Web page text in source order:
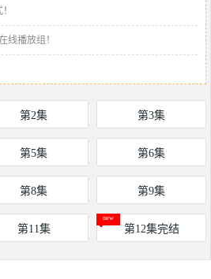
线播放组！
第2集 第3集
第5集 第6集
第8集 第9集
第11集 第12集完结